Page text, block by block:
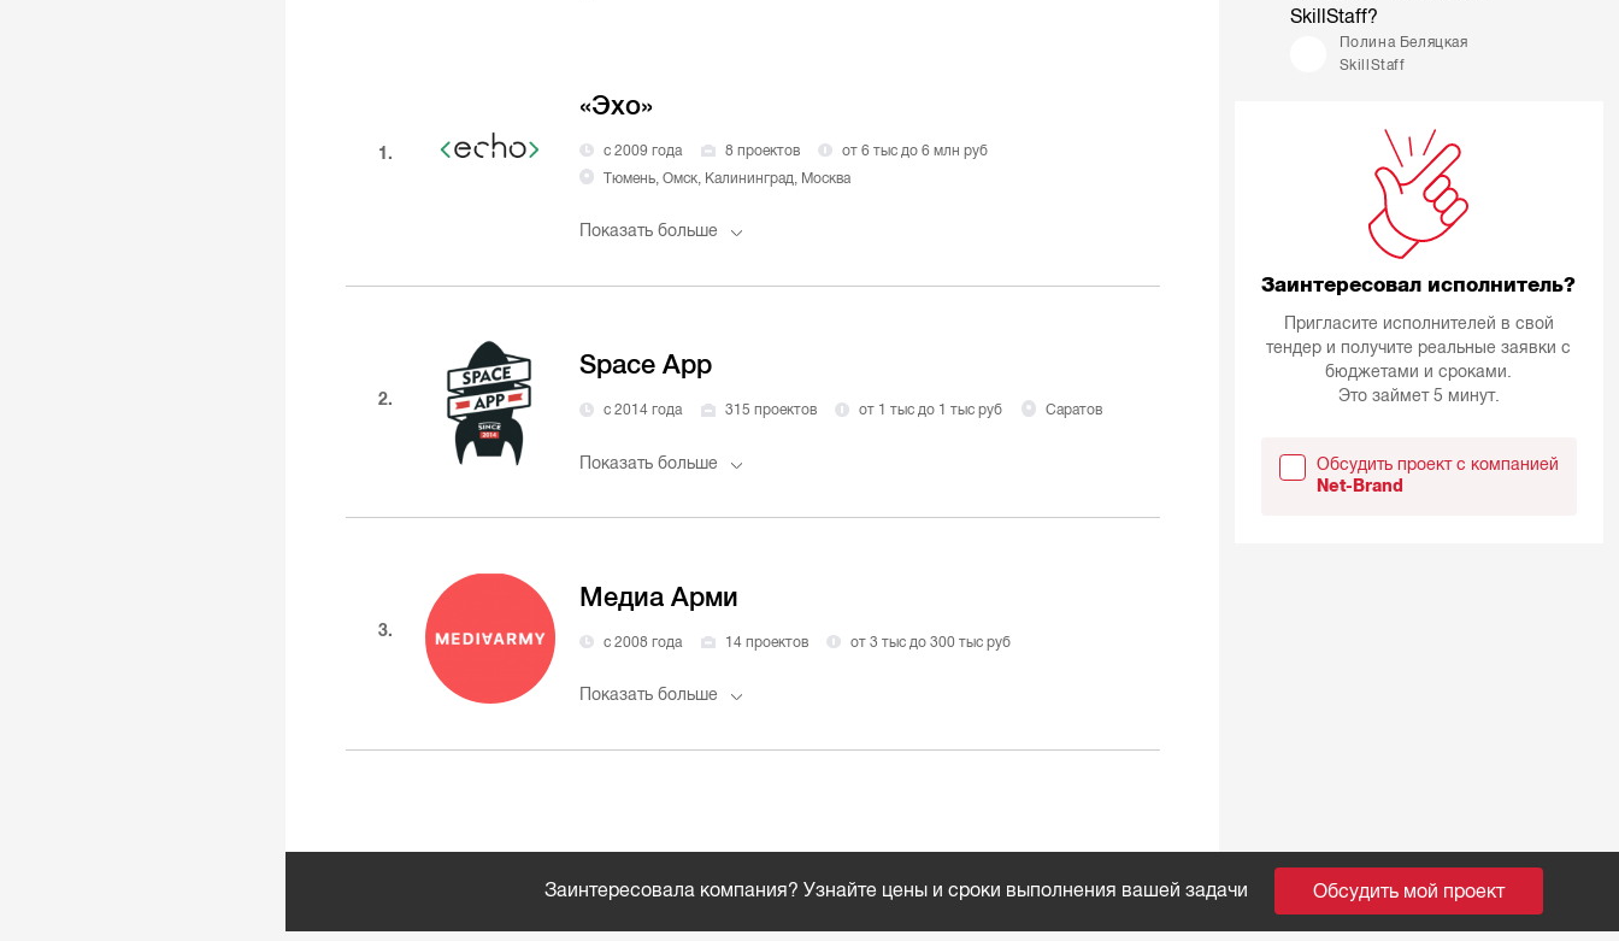
1.
«Эхо»
с 2009 года 8 проектов
от 6 тыс до 6 млн руб
Тюмень, Омск, Калининград, Москва
Показать больше
2.
Space App
с 2014 года 315 проектов от 1 тыс до 1 тыс руб Саратов
Показать больше
3.
Медиа Арми
с 2008 года 14 проектов от 3 тыс до 300 тыс руб
Показать больше
SkillStaff?
Полина Беляцкая
SkillStaff
Заинтересовал исполнитель?
Пригласите исполнителей в свой
тендер и получите реальные заявки с
бюджетами и сроками.
Это займет 5 минут.
Обсудить проект с компанией
Net-Brand
Заинтересовала компания? Узнайте цены и сроки выполнения вашей задачи Обсудить мой проект